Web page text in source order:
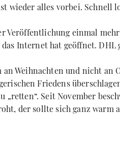
wieder alles vorbei. Schnell
Veröffentlichung einmal
Internet hat geöffnet. DHL
Weihnachten und nicht an
Friedens
„retten“. Seit November
der sollte sich ganz warm